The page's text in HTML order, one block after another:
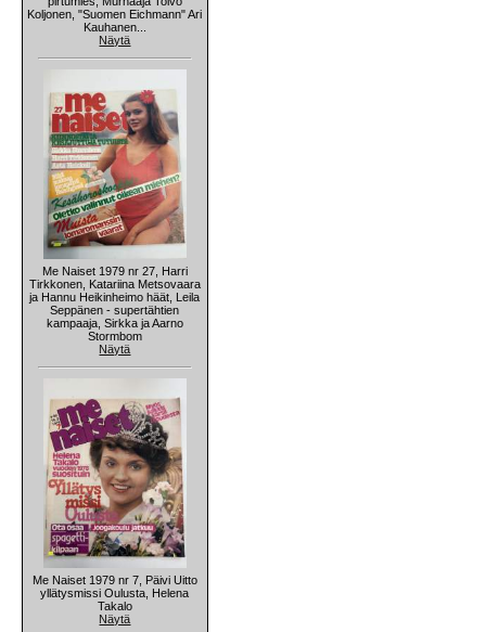
Koljonen, "Suomen Eichmann" Ari
Kauhanen...
Näytä
Me Naiset 1979 nr 27, Harri
Tirkkonen, Katariina Metsovaara
ja Hannu Heikinheimo häät, Leila
Seppänen - supertähtien
kampaaja, Sirkka ja Aarno
Stormbom
Näytä
Me Naiset 1979 nr 7, Päivi Uitto
yllätysmissi Oulusta, Helena
Takalo
Näytä